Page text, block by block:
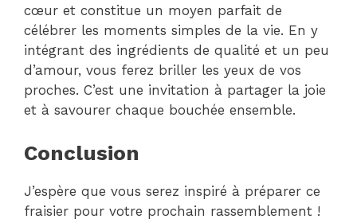
cœur et constitue un moyen parfait de
célébrer les moments simples de la vie. En y
intégrant des ingrédients de qualité et un peu
d’amour, vous ferez briller les yeux de vos
proches. C’est une invitation à partager la joie
et à savourer chaque bouchée ensemble.
Conclusion
J’espère que vous serez inspiré à préparer ce
fraisier pour votre prochain rassemblement !